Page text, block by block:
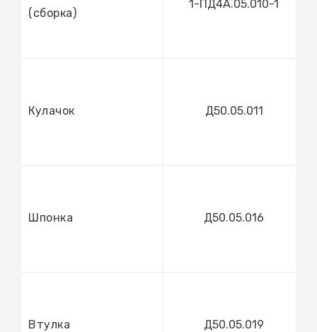
(сборка)
1-ПД4А.05.010-1
Кулачок Д50.05.011
Шпонка Д50.05.016
Втулка Д50.05.019